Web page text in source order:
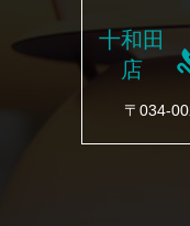
十和田
店
〒034-